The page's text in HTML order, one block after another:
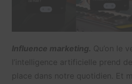
Influence marketing. Qu’on le
l’intelligence artificielle prend
place dans notre quotidien. Et